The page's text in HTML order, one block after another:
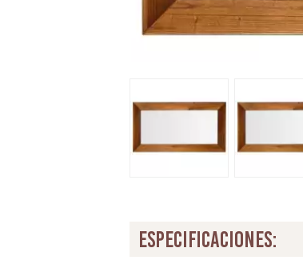
especificaciones: